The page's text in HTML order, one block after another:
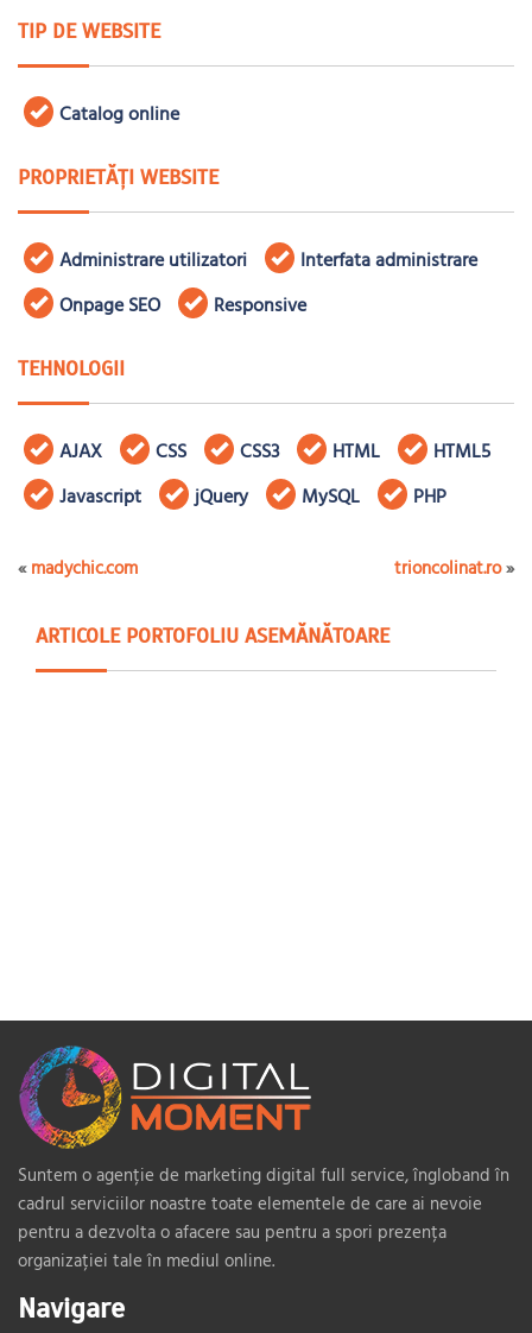
TIP DE WEBSITE
Catalog online
PROPRIETĂȚI WEBSITE
Administrare utilizatori
Interfata administrare
Onpage SEO
Responsive
TEHNOLOGII
AJAX CSS CSS3 HTML
HTML5
Javascript
jQuery MySQL PHP
«madychic.com trioncolinat.ro»
ARTICOLE PORTOFOLIU ASEMĂNĂTOARE
Suntem o agenție de marketing digital full service, îngloband în
cadrul serviciilor noastre toate elementele de care ai nevoie
pentru a dezvolta o afacere sau pentru a spori prezența
organizației tale în mediul online.
Navigare